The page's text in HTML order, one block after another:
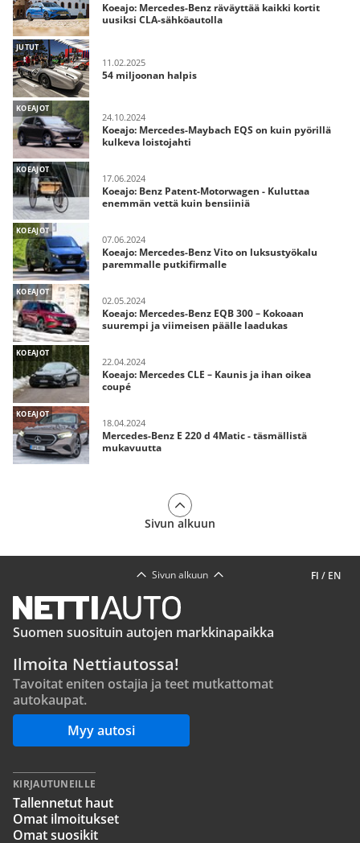
Koeajo: Mercedes-Benz räväyttää kaikki kortit
uusiksi CLA-sähköautolla
JUTUT
11.02.2025
54 miljoonan halpis
KOEAJOT
24.10.2024
Koeajo: Mercedes-Maybach EQS on kuin pyörillä
kulkeva loistojahti
KOEAJOT
17.06.2024
Koeajo: Benz Patent-Motorwagen - Kuluttaa
enemmän vettä kuin bensiiniä
KOEAJOT
07.06.2024
Koeajo: Mercedes-Benz Vito on luksustyökalu
paremmalle putkifirmalle
KOEAJOT
02.05.2024
Koeajo: Mercedes-Benz EQB 300 – Kokoaan
suurempi ja viimeisen päälle laadukas
KOEAJOT
22.04.2024
Koeajo: Mercedes CLE – Kaunis ja ihan oikea
coupé
KOEAJOT
18.04.2024
Mercedes-Benz E 220 d 4Matic - täsmällistä
mukavuutta
Sivun alkuun
FI / EN
Sivun alkuun
Suomen suosituin autojen markkinapaikka
Ilmoita Nettiautossa!
Tavoitat eniten ostajia ja teet mutkattomat
autokaupat.
Myy autosi
KIRJAUTUNEILLE
Tallennetut haut
Omat ilmoitukset
Omat suosikit